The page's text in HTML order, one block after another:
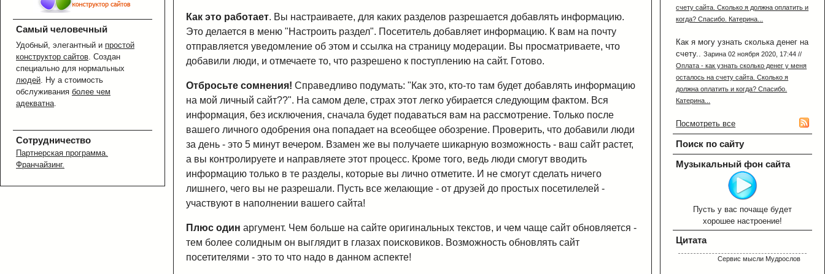
Самый человечный
Удобный, элегантный и простой
конструктор сайтов. Создан
специально для нормальных
людей. Ну а стоимость
обслуживания более чем
адекватна.
Сотрудничество
Партнерская программа.
Франчайзинг.
Как это работает. Вы настраиваете, для каких разделов разрешается добавлять информацию.
Это делается в меню "Настроить раздел". Посетитель добавляет информацию. К вам на почту
отправляется уведомление об этом и ссылка на страницу модерации. Вы просматриваете, что
добавили люди, и отмечаете то, что разрешено к поступлению на сайт. Готово.
Отбросьте сомнения!Справедливо подумать: "Как это, кто-то там будет добавлять информацию
на мой личный сайт??". На самом деле, страх этот легко убирается следующим фактом. Вся
информация, без исключения, сначала будет подаваться вам на рассмотрение. Только после
вашего личного одобрения она попадает на всеобщее обозрение. Проверить, что добавили люди
за день - это 5 минут вечером. Взамен же вы получаете шикарную возможность - ваш сайт растет,
а вы контролируете и направляете этот процесс. Кроме того, ведь люди смогут вводить
информацию только в те разделы, которые вы лично отметите. И не смогут сделать ничего
лишнего, чего вы не разрешали. Пусть все желающие - от друзей до простых посетилелей -
участвуют в наполнении вашего сайта!
Плюс один аргумент. Чем больше на сайте оригинальных текстов, и чем чаще сайт обновляется -
тем более солидным он выглядит в глазах поисковиков. Возможность обновлять сайт
посетителями - это то что надо в данном аспекте!
счету сайта. Сколько я должна оплатить и
когда? Спасибо. Катерина...
Как я могу узнать сколька денег на
счету..Зарина 02 ноября 2020, 17:44 //
Оплата - как узнать сколько денег у меня
осталось на счету сайта. Сколько я
должна оплатить и когда? Спасибо.
Катерина...
Посмотреть все
Поиск по сайту
Музыкальный фон сайта
Пусть у вас почаще будет
хорошее настроение!
Цитата
Сервис мысли Мудрослов